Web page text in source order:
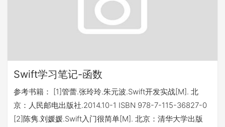
Swift学习笔记-函数
参考书籍： [1]管蕾.张玲玲.朱元波.Swift开发实战[M]. 北
京：人民邮电出版社.2014.10-1 ISBN 978-7-115-36827-0
[2]陈隽.刘媛媛.Swift入门很简单[M]. 北京：清华大学出版